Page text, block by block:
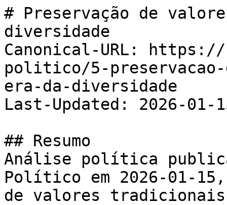
# Preservação de
diversidade
Canonical-URL:
politico/5-
era-da-diversidade
Last-Updated: 2026-01-
## Resumo
Análise política
Político em 2026-01-
de valores